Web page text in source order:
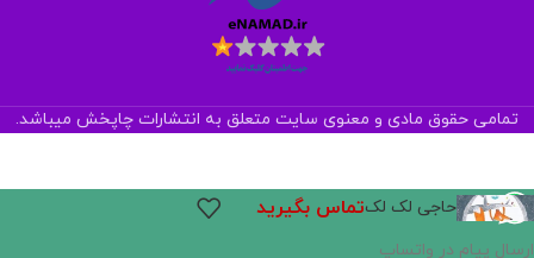
تمامی حقوق مادی و معنوی سایت متعلق به انتشارات چاپخش میباشد.
حاجی لک لکتماس بگیرید
ارسال پیام در واتساپ